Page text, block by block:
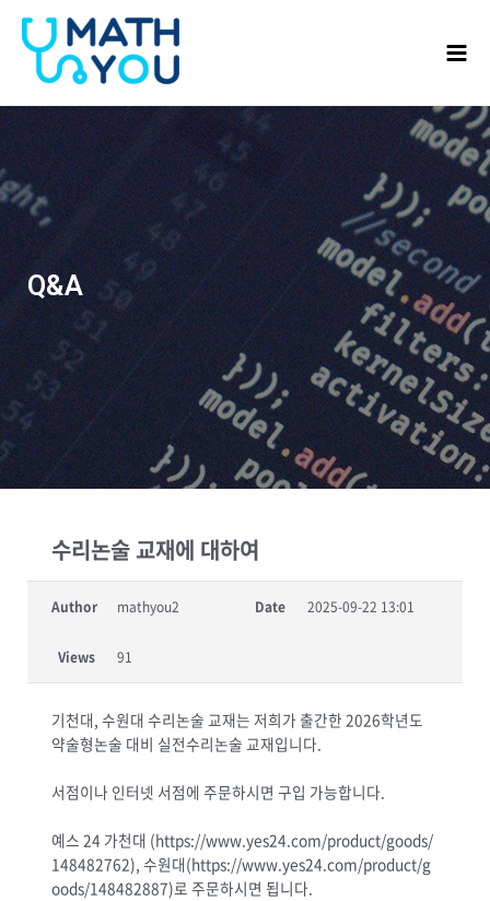
건너뛰기
Q&A
수리논술 교재에 대하여
Author mathyou2 Date 2025-09-22 13:01
Views 91
기천대, 수원대 수리논술 교재는 저희가 출간한 2026학년도
약술형논술 대비 실전수리논술 교재입니다.
서점이나 인터넷 서점에 주문하시면 구입 가능합니다.
예스 24 가천대 (https://www.yes24.com/product/goods/
148482762), 수원대(https://www.yes24.com/product/g
oods/148482887)로 주문하시면 됩니다.